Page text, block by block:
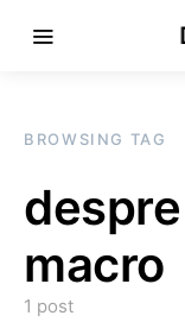
BROWSING TAG
macro
1 post